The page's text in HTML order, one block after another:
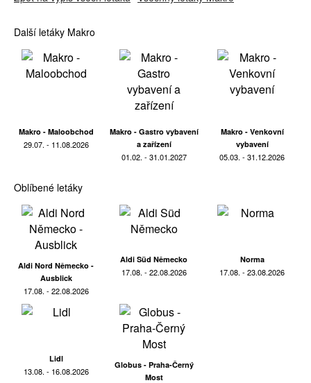
Další letáky Makro
Makro - Maloobchod
29.07. - 11.08.2026
Makro - Gastro vybavení
a zařízení
01.02. - 31.01.2027
Makro - Venkovní
vybavení
05.03. - 31.12.2026
Oblíbené letáky
Aldi Nord Německo -
Ausblick
17.08. - 22.08.2026
Aldi Süd Německo
17.08. - 22.08.2026
Norma
17.08. - 23.08.2026
Lidl
13.08. - 16.08.2026
Globus - Praha-Černý
Most